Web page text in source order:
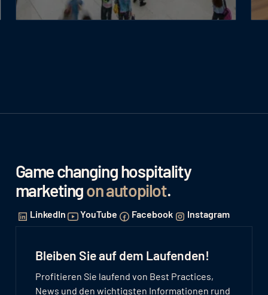
Game changing hospitality
marketingon autopilot.
LinkedIn YouTube Facebook Instagram
Bleiben Sie auf dem Laufenden!
Profitieren Sie laufend von Best Practices,
News und den wichtigsten Informationen rund